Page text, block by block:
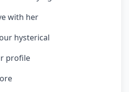
with her
hysterical
profile